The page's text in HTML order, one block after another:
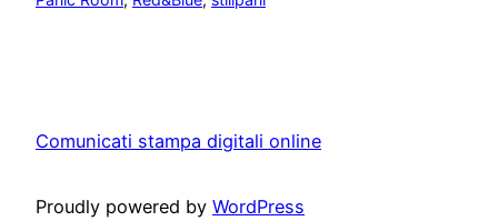
Comunicati stampa digitali online
Proudly powered by WordPress